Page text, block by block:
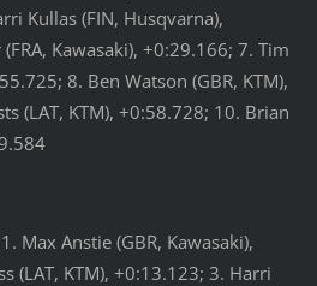
Kullas (FIN, Husqvarna),
Kawasaki), +0:29.166; 7. Tim
8. Ben Watson (GBR, KTM),
(LAT, KTM), +0:58.728; 10. Brian
1. Max Anstie (GBR, Kawasaki),
(LAT, KTM), +0:13.123; 3. Harri